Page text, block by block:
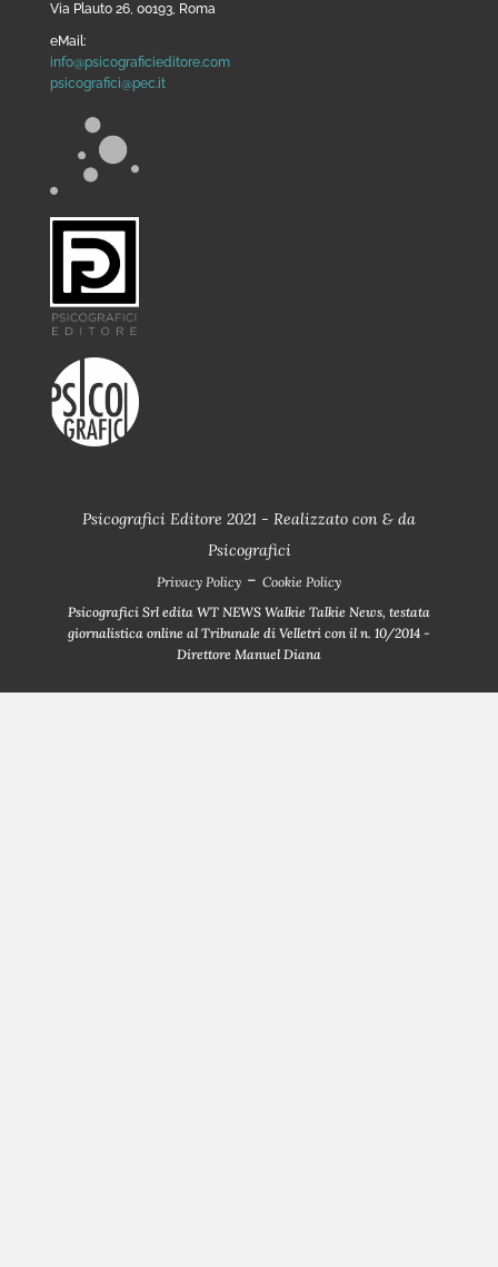
Via Plauto 26, 00193, Roma
eMail:
info@psicograficieditore.com
psicografici@pec.it
Psicografici Editore 2021 - Realizzato con & da
Psicografici
Privacy Policy - Cookie Policy
Psicografici Srl edita WT NEWS Walkie Talkie News, testata
giornalistica online al Tribunale di Velletri con il n. 10/2014 -
Direttore Manuel Diana